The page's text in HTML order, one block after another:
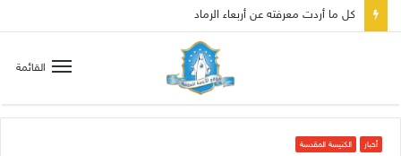
صلاة إلى مريم سلطانة السلام لتهدئة الغضب الإلهي
القائمة
أخبار الكنيسة المقدسة